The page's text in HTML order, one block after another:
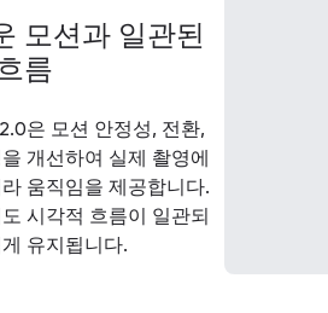
모션과 일관된
름
은 모션 안정성, 전환,
개선하여 실제 촬영에
움직임을 제공합니다.
시각적 흐름이 일관되
유지됩니다.